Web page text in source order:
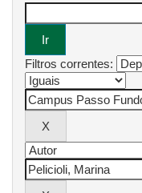
Filtros correntes: